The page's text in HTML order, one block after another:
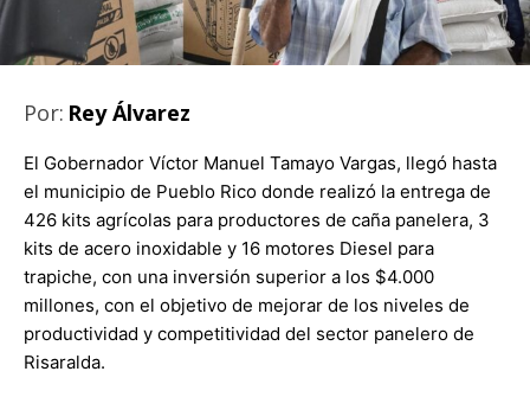
Por: Rey Álvarez
El Gobernador Víctor Manuel Tamayo Vargas, llegó hasta
el municipio de Pueblo Rico donde realizó la entrega de
426 kits agrícolas para productores de caña panelera, 3
kits de acero inoxidable y 16 motores Diesel para
trapiche, con una inversión superior a los $4.000
millones, con el objetivo de mejorar de los niveles de
productividad y competitividad del sector panelero de
Risaralda.